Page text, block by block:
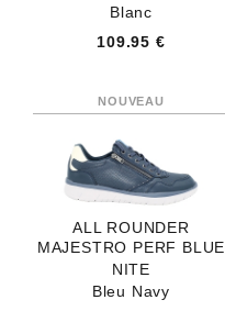
Blanc
109.95 €
ALL ROUNDER
MAJESTRO PERF BLUE
NITE
Bleu Navy